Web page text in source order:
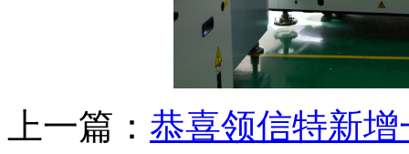
上一篇： 恭喜领信特新